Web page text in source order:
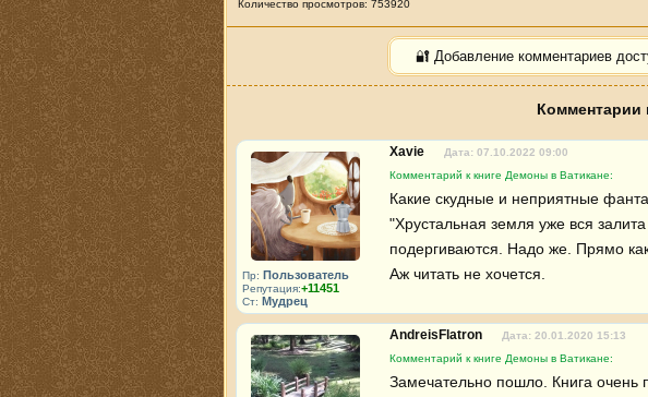
Количество просмотров: 753920
🔐 Добавление комментариев
Комментарии
Пр: Пользователь
Репутация:+11451
Ст: Мудрец
Xavie
Дата: 07.10.2022 09:00
Комментарий к книге Демоны в Ватикане:
Какие скудные и неприятные
"Хрустальная земля уже вся
подергиваются. Надо же. Прямо
Аж читать не хочется.
AndreisFlatron
Дата: 20.01.2020 15:13
Комментарий к книге Демоны в Ватикане:
Замечательно пошло. Книга очень